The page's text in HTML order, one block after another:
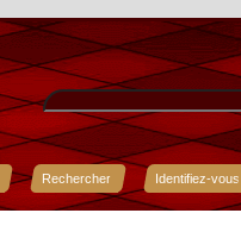
Rechercher Identifiez-vous